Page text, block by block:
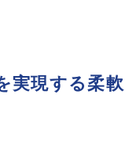
実現する柔軟